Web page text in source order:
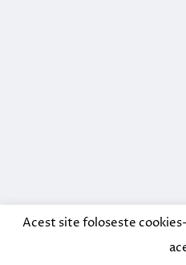
Acest site foloseste